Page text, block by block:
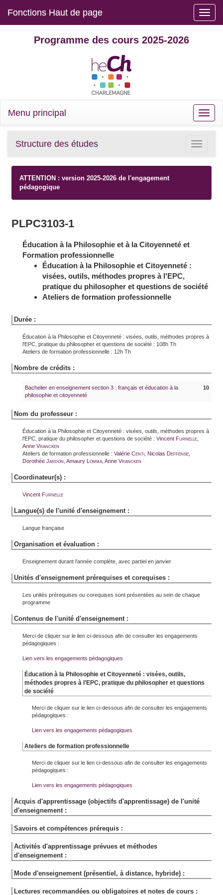
Toggle
Fonctions Haut de page
Programme des cours 2025-2026
Toggle
Menu principal
Toggle
Structure des études
ATTENTION : version 2025-2026 de l'engagement
pédagogique
PLPC3103-1
Éducation à la Philosophie et à la Citoyenneté et
Formation professionnelle
Éducation à la Philosophie et Citoyenneté :
visées, outils, méthodes propres à l'EPC,
pratique du philosopher et questions de société
Ateliers de formation professionnelle
Durée :
Éducation à la Philosophie et Citoyenneté : visées, outils, méthodes propres à
l'EPC, pratique du philosopher et questions de société : 108h Th
Ateliers de formation professionnelle : 12h Th
Nombre de crédits :
Bachelier en enseignement section 3 : français et éducation à la
philosophie et citoyenneté
10
Nom du professeur :
Éducation à la Philosophie et Citoyenneté : visées, outils, méthodes propres à
l'EPC, pratique du philosopher et questions de société : Vincent Furnelle
Anne Vrancken
Ateliers de formation professionnelle : Valérie Centi Nicolas Deffense
Dorothée Jardon Amaury Lomma Anne Vrancken
Coordinateur(s) :
Vincent Furnelle
Langue(s) de l'unité d'enseignement :
Langue française
Organisation et évaluation :
Enseignement durant l'année complète, avec partiel en janvier
Unités d'enseignement prérequises et corequises :
Les unités prérequises ou corequises sont présentées au sein de chaque
programme
Contenus de l'unité d'enseignement :
Merci de cliquer sur le lien ci-dessous afin de consulter les engagements
pédagogiques :
Lien vers les engagements pédagogiques
Éducation à la Philosophie et Citoyenneté : visées, outils,
méthodes propres à l'EPC, pratique du philosopher et questions
de société
Merci de cliquer sur le lien ci-dessous afin de consulter les engagements
pédagogiques :
Lien vers les engagements pédagogiques
Ateliers de formation professionnelle
Merci de cliquer sur le lien ci-dessous afin de consulter les engagements
pédagogiques :
Lien vers les engagements pédagogiques
Acquis d'apprentissage (objectifs d'apprentissage) de l'unité
d'enseignement :
Savoirs et compétences prérequis :
Activités d'apprentissage prévues et méthodes
d'enseignement :
Mode d'enseignement (présentiel, à distance, hybride) :
Lectures recommandées ou obligatoires et notes de cours :